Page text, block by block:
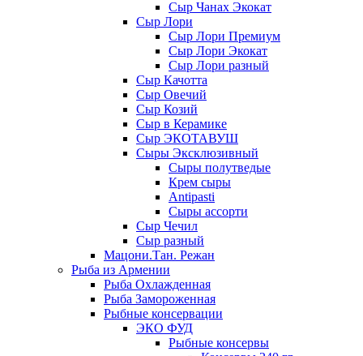
Сыр Чанах Экокат
Сыр Лори
Сыр Лори Премиум
Сыр Лори Экокат
Сыр Лори разный
Сыр Качотта
Сыр Овечий
Сыр Козий
Сыр в Керамике
Сыр ЭКОТАВУШ
Сыры Эксклюзивный
Сыры полутведые
Крем сыры
Antipasti
Сыры ассорти
Сыр Чечил
Сыр разный
Мацони.Тан. Режан
Рыба из Армении
Рыба Охлажденная
Рыба Замороженная
Рыбные консервации
ЭКО ФУД
Рыбные консервы